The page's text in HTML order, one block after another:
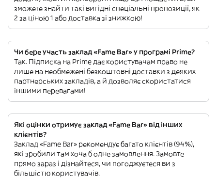
зможете знайти такі вигідні спеціальні пропозиції, як
2 за ціною 1 або доставка зі знижкою!
Чи бере участь заклад «Fame Bar» у програмі Prime?
Так. Підписка на Prime дає користувачам право не
лише на необмежені безкоштовні доставки з деяких
партнерських закладів, а й дозволяє скористатися
іншими перевагами!
Які оцінки отримує заклад «Fame Bar» від інших
клієнтів?
Заклад «Fame Bar» рекомендує багато клієнтів (94%),
які зробили там хоча б одне замовлення. Замовте
прямо зараз і дізнайтеся, чи погоджуєтеся ви з
більшістю користувачів.